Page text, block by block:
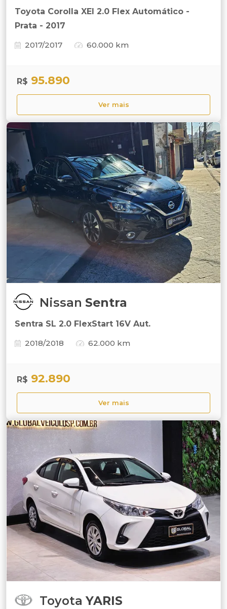
Toyota Corolla XEI 2.0 Flex Automático -
Prata - 2017
2017/2017
60.000 km
R$ 95.890
Ver mais
Nissan Sentra
Sentra SL 2.0 FlexStart 16V Aut.
2018/2018
62.000 km
R$ 92.890
Ver mais
Toyota YARIS